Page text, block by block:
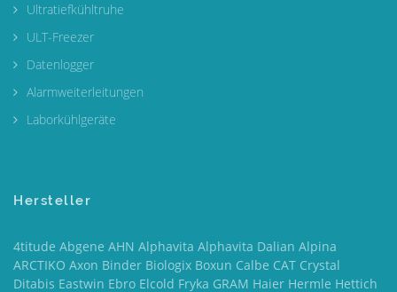
Ultratiefkühltruhe
ULT-Freezer
Datenlogger
Alarmweiterleitungen
Laborkühlgeräte
Hersteller
4titude Abgene AHN Alphavita Alphavita Dalian Alpina
ARCTIKO Axon Binder Biologix Boxun Calbe CAT Crystal
Ditabis Eastwin Ebro Elcold Fryka GRAM Haier Hermle Hettich